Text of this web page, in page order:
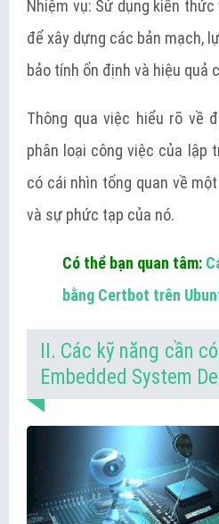
Nhiệm vụ: Sử dụng kiến
để xây dựng các bản mạch,
bảo tính ổn định và hiệu quả
Thông qua việc hiểu rõ về
phân loại công việc của lập
có cái nhìn tổng quan về
và sự phức tạp của nó.
Có thể bạn quan tâm:
bằng Certbot trên
II. Các kỹ năng cần
Embedded System